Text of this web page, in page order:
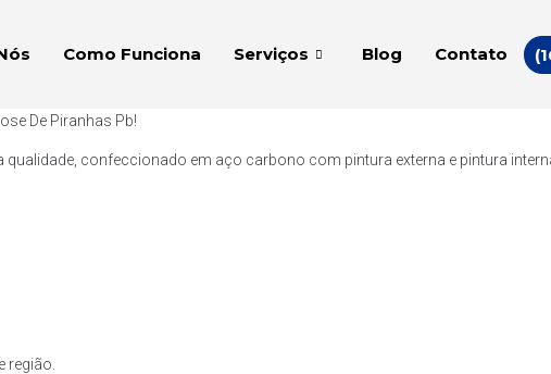
Como Funciona Serviços Blog Contato
De Piranhas Pb!
confeccionado em aço carbono com pintura externa e pintura
região.